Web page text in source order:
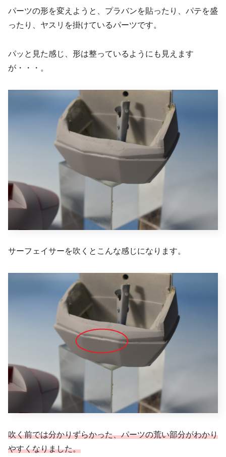
パーツの形を変えようと、プラバンを貼ったり、パテを盛
ったり、ヤスリを掛けているパーツです。
パッと見た感じ、形は整っているようにも見えます
が・・・。
サーフェイサーを吹くとこんな感じになります。
吹く前では分かりずらかった、パーツの荒い部分がわかり
やすくなりました。